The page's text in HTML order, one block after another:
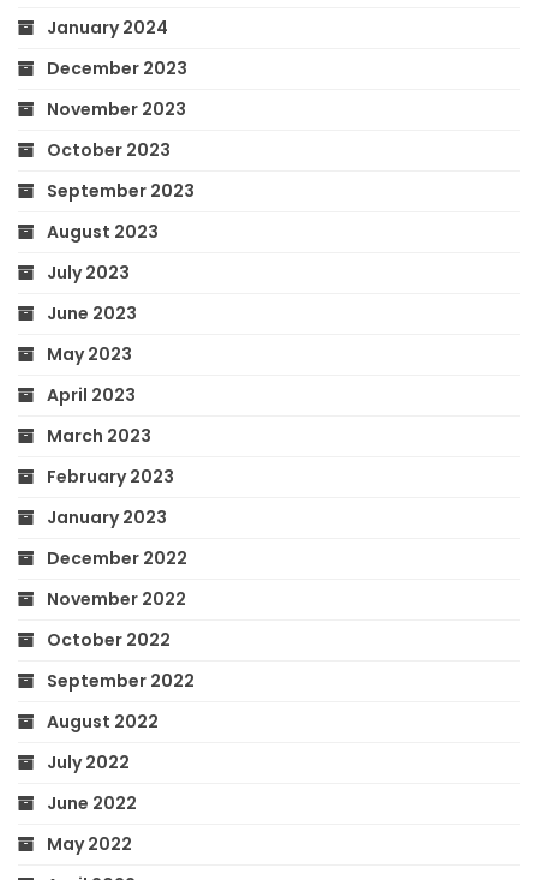
January 2024
December 2023
November 2023
October 2023
September 2023
August 2023
July 2023
June 2023
May 2023
April 2023
March 2023
February 2023
January 2023
December 2022
November 2022
October 2022
September 2022
August 2022
July 2022
June 2022
May 2022